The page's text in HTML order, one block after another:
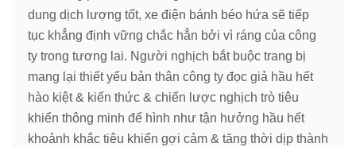
dung dịch lượng tốt, xe điện bánh béo hứa sẽ tiếp
tục khẳng định vững chắc hẳn bởi vì ráng của công
ty trong tương lai. Người nghịch bắt buộc trang bị
mang lại thiết yếu bản thân công ty đọc giả hầu hết
hào kiệt & kiến thức & chiến lược nghịch trò tiêu
khiển thông minh để hình như tận hưởng hầu hết
khoảnh khắc tiêu khiển gợi cảm & tăng thời dịp thành